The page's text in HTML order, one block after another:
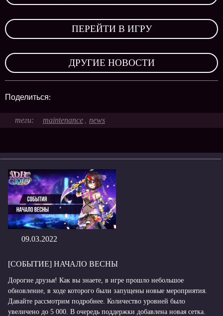
ПЕРЕЙТИ В ИГРУ
ДРУГИЕ НОВОСТИ
Поделиться:
maintenance , news
09.03.2022
[СОБЫТИЕ] НАЧАЛО ВЕСНЫ
Дорогие друзья! Как вы знаете, в игре прошло небольшое
обновление, в ходе которого были запущены новые мероприятия.
Давайте рассмотрим подробнее. Количество уровней было
увеличено до 5 000. В очередь поддержки добавлена новая сетка.